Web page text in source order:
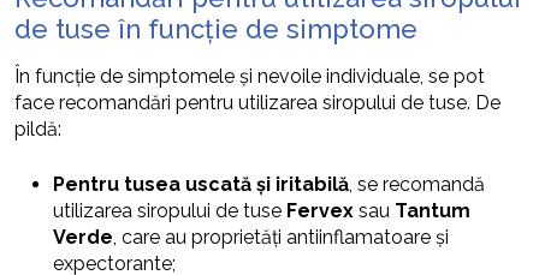
de tuse în funcție de simptome
În funcție de simptomele și nevoile individuale, se pot
face recomandări pentru utilizarea siropului de tuse. De
pildă:
Pentru tusea uscată și iritabilă , se recomandă
utilizarea siropului de tuse Fervex sau Tantum
Verde , care au proprietăți antiinflamatoare și
expectorante;